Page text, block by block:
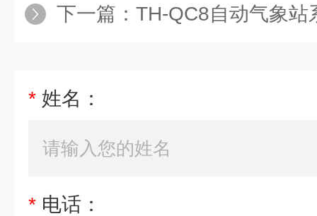
下一篇： TH-QC8自动气象站
* 姓名：
* 电话：